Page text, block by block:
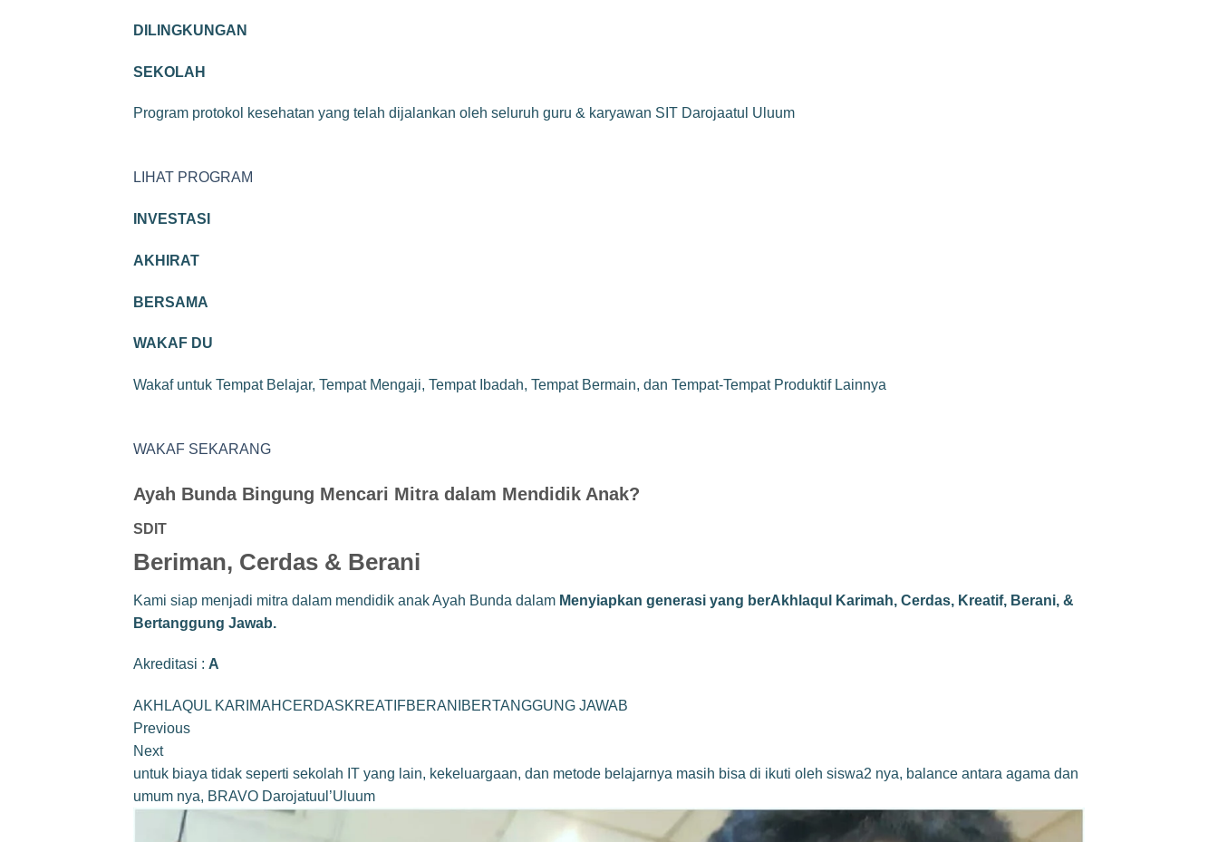
DILINGKUNGAN
SEKOLAH
Program protokol kesehatan yang telah dijalankan oleh seluruh guru & karyawan SIT Darojaatul Uluum
LIHAT PROGRAM
INVESTASI
AKHIRAT
BERSAMA
WAKAF DU
Wakaf untuk Tempat Belajar, Tempat Mengaji, Tempat Ibadah, Tempat Bermain, dan Tempat-Tempat Produktif Lainnya
WAKAF SEKARANG
Ayah Bunda Bingung Mencari Mitra dalam Mendidik Anak?
SDIT
Beriman, Cerdas & Berani
Kami siap menjadi mitra dalam mendidik anak Ayah Bunda dalam Menyiapkan generasi yang berAkhlaqul Karimah, Cerdas, Kreatif, Berani, &
Bertanggung Jawab.
Akreditasi : A
AKHLAQUL KARIMAHCERDASKREATIFBERANIBERTANGGUNG JAWAB
Previous
Next
untuk biaya tidak seperti sekolah IT yang lain, kekeluargaan, dan metode belajarnya masih bisa di ikuti oleh siswa2 nya, balance antara agama dan
umum nya, BRAVO Darojatuul’Uluum